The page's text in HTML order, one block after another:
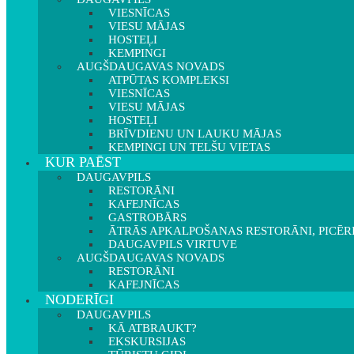
VIESNĪCAS
VIESU MĀJAS
HOSTEĻI
KEMPINGI
AUGŠDAUGAVAS NOVADS
ATPŪTAS KOMPLEKSI
VIESNĪCAS
VIESU MĀJAS
HOSTEĻI
BRĪVDIENU UN LAUKU MĀJAS
KEMPINGI UN TELŠU VIETAS
KUR PAĒST
DAUGAVPILS
RESTORĀNI
KAFEJNĪCAS
GASTROBĀRS
ĀTRĀS APKALPOŠANAS RESTORĀNI,
DAUGAVPILS VIRTUVE
AUGŠDAUGAVAS NOVADS
RESTORĀNI
KAFEJNĪCAS
NODERĪGI
DAUGAVPILS
KĀ ATBRAUKT?
EKSKURSIJAS